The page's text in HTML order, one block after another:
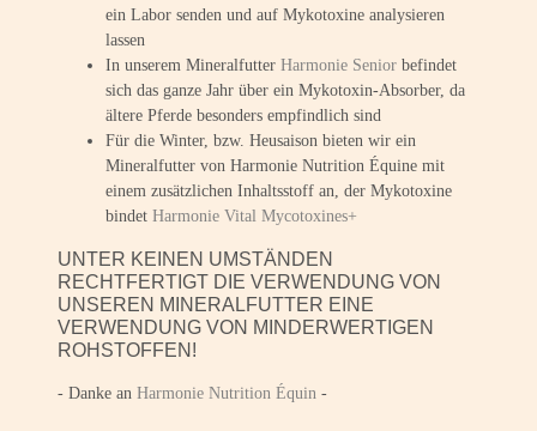
ein Labor senden und auf Mykotoxine analysieren
lassen
In unserem Mineralfutter Harmonie Senior befindet
sich das ganze Jahr über ein Mykotoxin-Absorber, da
ältere Pferde besonders empfindlich sind
Für die Winter, bzw. Heusaison bieten wir ein
Mineralfutter von Harmonie Nutrition Équine mit
einem zusätzlichen Inhaltsstoff an, der Mykotoxine
bindet Harmonie Vital Mycotoxines+
UNTER KEINEN UMSTÄNDEN
RECHTFERTIGT DIE VERWENDUNG VON
UNSEREN MINERALFUTTER EINE
VERWENDUNG VON MINDERWERTIGEN
ROHSTOFFEN!
- Danke an Harmonie Nutrition Équin -